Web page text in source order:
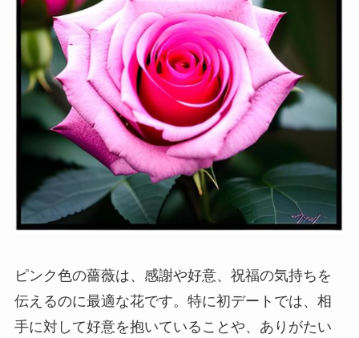
ピンク色の薔薇は、感謝や好意、祝福の気持ちを
伝えるのに最適な花です。特に初デートでは、相
手に対して好意を抱いていることや、ありがたい